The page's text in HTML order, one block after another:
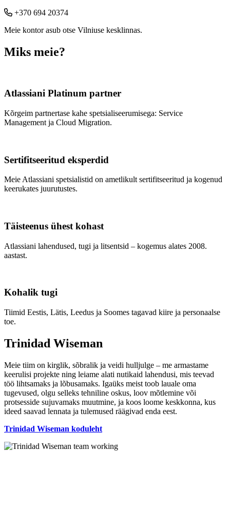
+370 694 20374
Meie kontor asub otse Vilniuse kesklinnas.
Miks meie?
Atlassiani Platinum partner
Kõrgeim partnertase kahe spetsialiseerumisega: Service
Management ja Cloud Migration.
Sertifitseeritud eksperdid
Meie Atlassiani spetsialistid on ametlikult sertifitseeritud ja kogenud
keerukates juurutustes.
Täisteenus ühest kohast
Atlassiani lahendused, tugi ja litsentsid – kogemus alates 2008.
aastast.
Kohalik tugi
Tiimid Eestis, Lätis, Leedus ja Soomes tagavad kiire ja personaalse
toe.
Trinidad Wiseman
Meie tiim on kirglik, sõbralik ja veidi hulljulge – me armastame
keerulisi projekte ning leiame alati nutikaid lahendusi, mis teevad
töö lihtsamaks ja lõbusamaks. Igaüks meist toob lauale oma
tugevused, olgu selleks tehniline oskus, loov mõtlemine või
protsesside sujuvamaks muutmine, ja koos loome keskkonna, kus
ideed saavad lennata ja tulemused räägivad enda eest.
Trinidad Wiseman koduleht